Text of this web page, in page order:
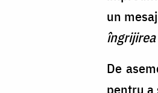
un
îngrijirea
De
pentru a